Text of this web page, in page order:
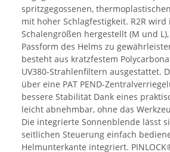
spritzgegossenen,
mit hoher Schlagfestigkeit. R2R wird
Schalengrößen hergestellt (M und
Passform des Helms zu
besteht aus kratzfestem
UV380-Strahlenfiltern ausgestattet.
über eine PAT PEND-
bessere Stabilität Dank eines
leicht abnehmbar, ohne das
Die integrierte Sonnenblende lässt
seitlichen Steuerung einfach
Helmunterkante integriert.